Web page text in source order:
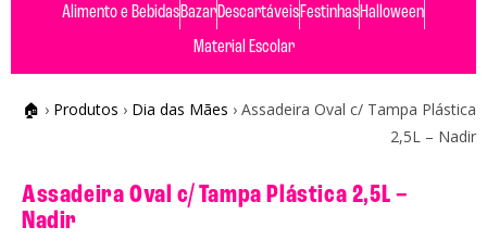
Alimento e BebidasBazarDescartáveisFestinhasHalloween
Material Escolar
🏠 › Produtos › Dia das Mães › Assadeira Oval c/ Tampa Plástica
2,5L – Nadir
Assadeira Oval c/ Tampa Plástica 2,5L –
Nadir